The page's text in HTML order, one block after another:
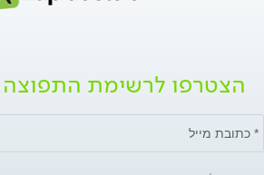
הצטרפו לרשימת התפוצה